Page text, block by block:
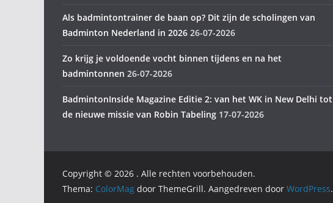
Als badmintontrainer de baan op? Dit zijn de scholingen van
Badminton Nederland in 2026 26-07-2026
Zo krijg je voldoende vocht binnen tijdens en na het
badmintonnen 26-07-2026
BadmintonInside Magazine Editie 2: van het WK in New Delhi tot
de nieuwe missie van Robin Tabeling 17-07-2026
Copyright © 2026 . Alle rechten voorbehouden.
Thema: ColorMag door ThemeGrill. Aangedreven door WordPress.